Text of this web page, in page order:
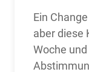
Ein
aber diese
Woche